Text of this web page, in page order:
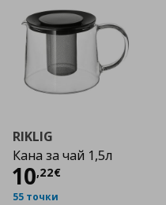
RIKLIG
Кана за чай 1,5л
10,22€
Цена
55 точки